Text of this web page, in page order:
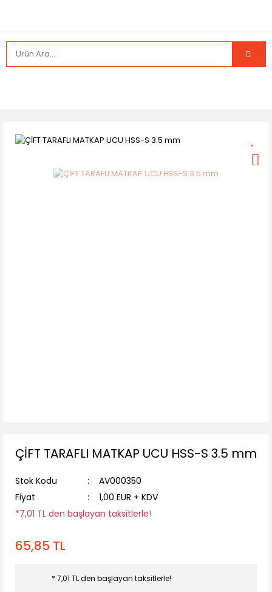
ÇİFT TARAFLI MATKAP UCU HSS-S 3.5 mm
Stok Kodu
AV000350
Fiyat
1,00 EUR + KDV
*7,01 TL den başlayan taksitlerle!
65,85 TL
* 7,01 TL den başlayan taksitlerle!